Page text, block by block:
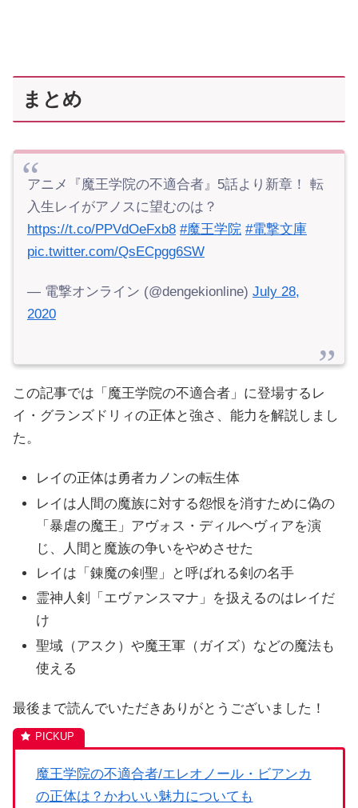
まとめ
アニメ『魔王学院の不適合者』5話より新章！ 転
入生レイがアノスに望むのは？
https://t.co/PPVdOeFxb8 #魔王学院 #電撃文庫
pic.twitter.com/QsECpgg6SW
— 電撃オンライン (@dengekionline) July 28,
2020
この記事では「魔王学院の不適合者」に登場するレ
イ・グランズドリィの正体と強さ、能力を解説しまし
た。
レイの正体は勇者カノンの転生体
レイは人間の魔族に対する怨恨を消すために偽の
「暴虐の魔王」アヴォス・ディルヘヴィアを演
じ、人間と魔族の争いをやめさせた
レイは「錬魔の剣聖」と呼ばれる剣の名手
霊神人剣「エヴァンスマナ」を扱えるのはレイだ
け
聖域（アスク）や魔王軍（ガイズ）などの魔法も
使える
最後まで読んでいただきありがとうございました！
魔王学院の不適合者/エレオノール・ビアンカ
の正体は？かわいい魅力についても